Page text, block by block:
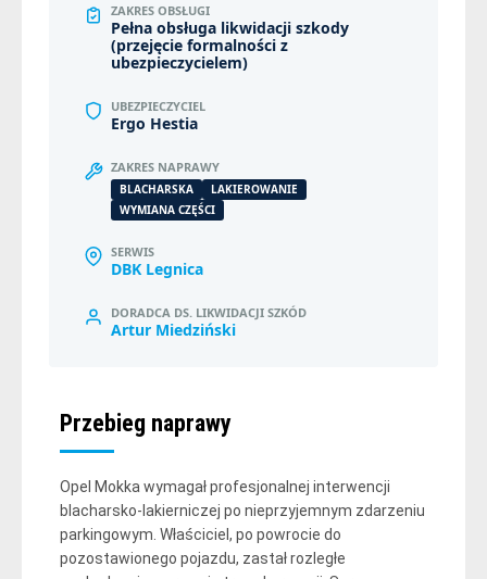
ZAKRES OBSŁUGI
Pełna obsługa likwidacji szkody
(przejęcie formalności z
ubezpieczycielem)
UBEZPIECZYCIEL
Ergo Hestia
ZAKRES NAPRAWY
BLACHARSKA
LAKIEROWANIE
WYMIANA CZĘŚCI
SERWIS
DBK Legnica
DORADCA DS. LIKWIDACJI SZKÓD
Artur Miedziński
Przebieg naprawy
Opel Mokka wymagał profesjonalnej interwencji
blacharsko-lakierniczej po nieprzyjemnym zdarzeniu
parkingowym. Właściciel, po powrocie do
pozostawionego pojazdu, zastał rozległe